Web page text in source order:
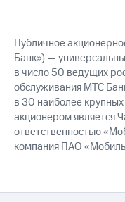
Публичное
Банк») —
в число 50 ведущих
обслуживания МТС
в 30 наиболее
акционером является
ответственностью
компания ПАО